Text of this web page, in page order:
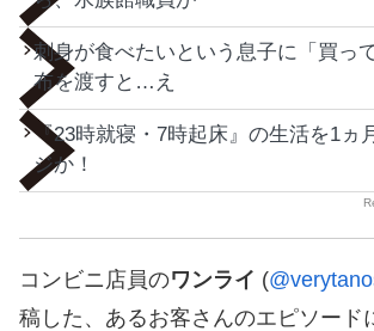
刺身が食べたいという息子に「買っ
布を渡すと…え
『23時就寝・7時起床』の生活を1ヵ
ジか！
コンビニ店員のワンライ (
稿した、あるお客さんのエピソード